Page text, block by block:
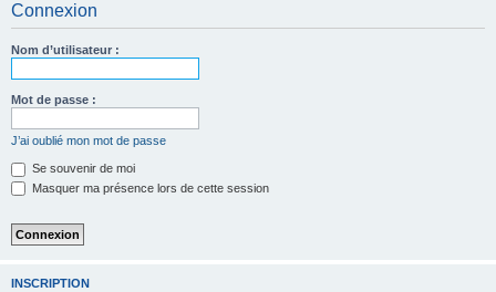
Connexion
Nom d’utilisateur :
Mot de passe :
J’ai oublié mon mot de passe
Se souvenir de moi
Masquer ma présence lors de cette session
INSCRIPTION